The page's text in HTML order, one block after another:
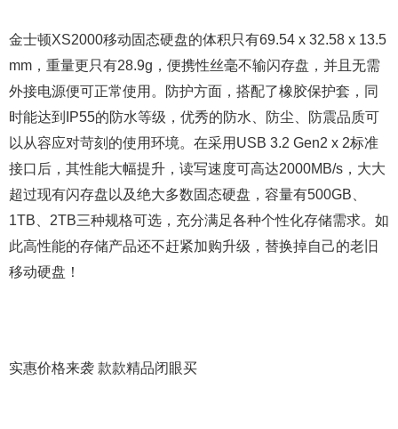
金士顿XS2000移动固态硬盘的体积只有69.54 x 32.58 x 13.5
mm，重量更只有28.9g，便携性丝毫不输闪存盘，并且无需
外接电源便可正常使用。防护方面，搭配了橡胶保护套，同
时能达到IP55的防水等级，优秀的防水、防尘、防震品质可
以从容应对苛刻的使用环境。在采用USB 3.2 Gen2 x 2标准
接口后，其性能大幅提升，读写速度可高达2000MB/s，大大
超过现有闪存盘以及绝大多数固态硬盘，容量有500GB、
1TB、2TB三种规格可选，充分满足各种个性化存储需求。如
此高性能的存储产品还不赶紧加购升级，替换掉自己的老旧
移动硬盘！
实惠价格来袭 款款精品闭眼买